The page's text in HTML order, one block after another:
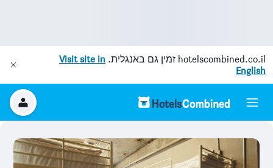
hotelscombined.co.il זמין גם באנגלית. Visit site in
English